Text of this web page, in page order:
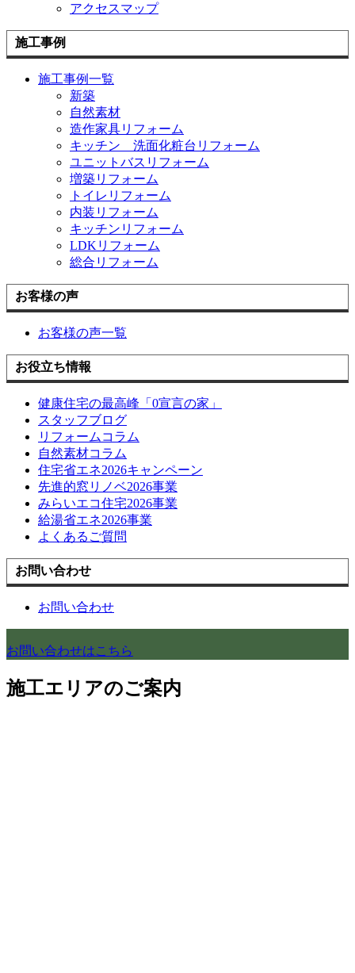
アクセスマップ
施工事例
施工事例一覧
新築
自然素材
造作家具リフォーム
キッチン 洗面化粧台リフォーム
ユニットバスリフォーム
増築リフォーム
トイレリフォーム
内装リフォーム
キッチンリフォーム
LDKリフォーム
総合リフォーム
お客様の声
お客様の声一覧
お役立ち情報
健康住宅の最高峰「0宣言の家」
スタッフブログ
リフォームコラム
自然素材コラム
住宅省エネ2026キャンペーン
先進的窓リノベ2026事業
みらいエコ住宅2026事業
給湯省エネ2026事業
よくあるご質問
お問い合わせ
お問い合わせ
お問い合わせはこちら
施工エリアのご案内